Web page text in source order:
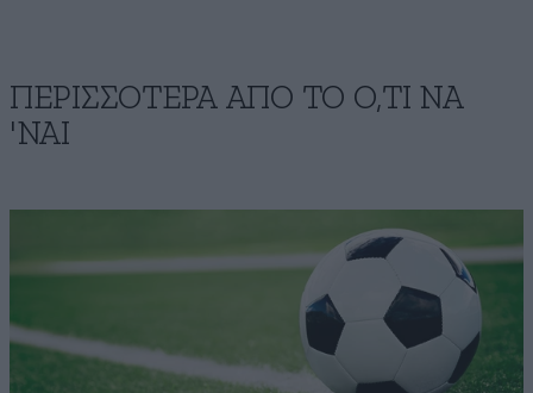
ΠΕΡΙΣΣΟΤΕΡΑ ΑΠΟ ΤΟ Ο,ΤΙ ΝΑ
'ΝΑΙ